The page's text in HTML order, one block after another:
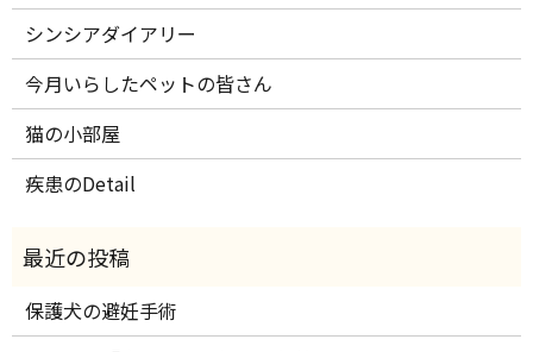
シンシアダイアリー
今月いらしたペットの皆さん
猫の小部屋
疾患のDetail
保護犬の避妊手術